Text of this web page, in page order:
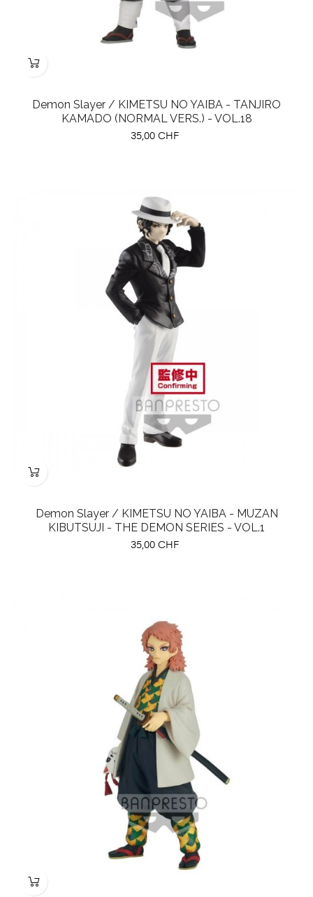
Demon Slayer / KIMETSU NO YAIBA - TANJIRO
KAMADO (NORMAL VERS.) - VOL.18
Preis
35,00 CHF
Demon Slayer / KIMETSU NO YAIBA - MUZAN
KIBUTSUJI - THE DEMON SERIES - VOL.1
Preis
35,00 CHF